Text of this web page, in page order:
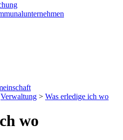
Verwaltung > Was erledige ich wo
wo